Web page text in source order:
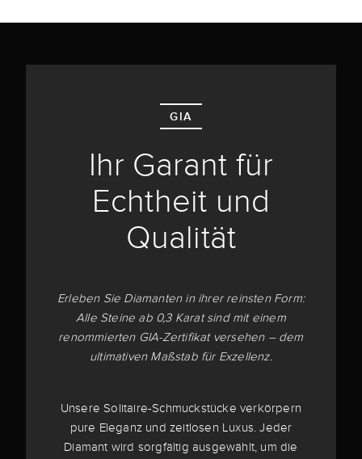
GIA
Ihr Garant für
Echtheit und
Qualität
Erleben Sie Diamanten in ihrer reinsten Form:
Alle Steine ab 0,3 Karat sind mit einem
renommierten GIA-Zertifikat versehen – dem
ultimativen Maßstab für Exzellenz.
Unsere Solitaire-Schmuckstücke verkörpern
pure Eleganz und zeitlosen Luxus. Jeder
Diamant wird sorgfältig ausgewählt, um die